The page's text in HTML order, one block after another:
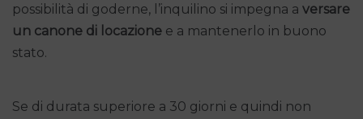
possibilità di goderne, l’inquilino si impegna a versare
un canone di locazione e a mantenerlo in buono
stato.
Se di durata superiore a 30 giorni e quindi non